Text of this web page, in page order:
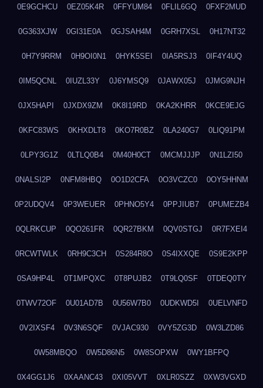
0E9GCHCU 0EZ05K4R 0FFYUM84 0FLIL6GQ 0FXF2MUD
0G363XJW 0GI31E0A 0GJSAH4M 0GRH7XSL 0H17NT32
0H7Y9RRM 0H9OI0N1 0HYK5SEI 0IA5RSJ3 0IF4Y4UQ
0IM5QCNL 0IUZL33Y 0J6YMSQ9 0JAWX05J 0JMG9NJH
0JX5HAPI 0JXDX9ZM 0K8I19RD 0KA2KHRR 0KCE9EJG
0KFC83WS 0KHXDLT8 0KO7R0BZ 0LA240G7 0LIQ91PM
0LPY3G1Z 0LTLQ0B4 0M40H0CT 0MCMJJJP 0N1LZI50
0NALSI2P 0NFM8HBQ 0O1D2CFA 0O3VCZC0 0OY5HHNM
0P2UDQV4 0P3WEUER 0PHNO5Y4 0PPJIUB7 0PUMEZB4
0QLRKCUP 0QO261FR 0QR27BKM 0QV0STGJ 0R7FXEI4
0RCWTWLK 0RH9C3CH 0S284R8O 0S4IXXQE 0S9E2KPP
0SA9HP4L 0T1MPQXC 0T8PUJB2 0T9LQ0SF 0TDEQ0TY
0TWV72OF 0U01AD7B 0U56W7B0 0UDKWD5I 0UELVNFD
0V2IXSF4 0V3N6SQF 0VJAC930 0VY5ZG3D 0W3LZD86
0W58MBQO 0W5D86N5 0W8SOPXW 0WY1BFPQ
0X4GG1J6 0XAANC43 0XI05VVT 0XLR0SZZ 0XW3VGXD